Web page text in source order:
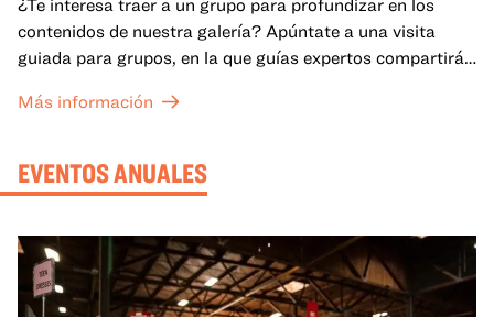
¿Te interesa traer a un grupo para profundizar en los
contenidos de nuestra galería? Apúntate a una visita
guiada para grupos, en la que guías expertos compartirán
mejor lo que se expone en las galerías del OMCA.
Más información
EVENTOS ANUALES